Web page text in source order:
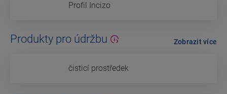
Profil Incizo
Produkty pro údržbu
čisticí prostředek
Zobrazit více